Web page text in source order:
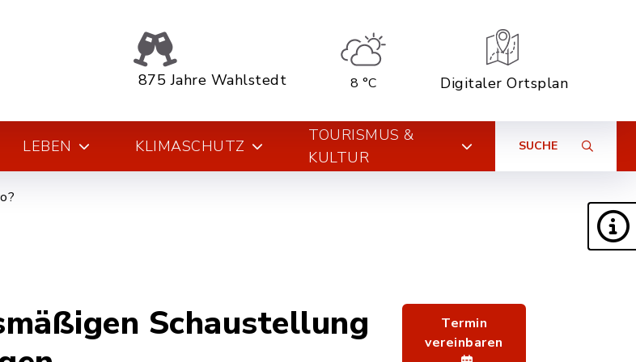
875 Jahre Wahlstedt 8 °C Digitaler Ortsplan
LEBEN KLIMASCHUTZ
TOURISMUS &
KULTUR
SUCHE
Schaustellung
Termin
vereinbaren